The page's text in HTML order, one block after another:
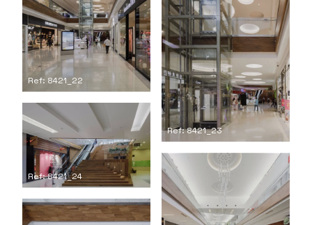
Ref: 8421_22
Ref: 8421_23
Ref: 8421_24